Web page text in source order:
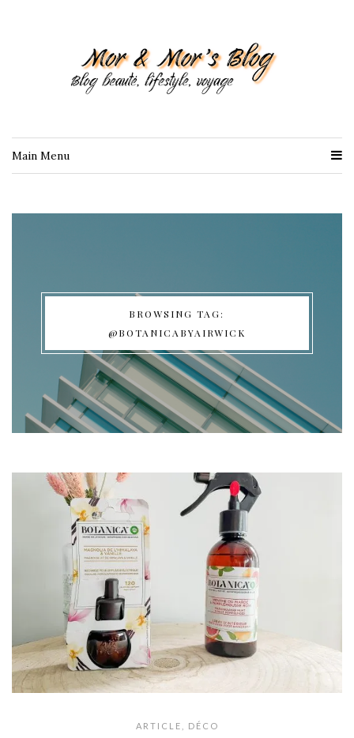
Main Menu
BROWSING TAG:
@BOTANICABYAIRWICK
ARTICLE DÉCO